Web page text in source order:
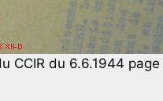
CCIR du 6.6.1944